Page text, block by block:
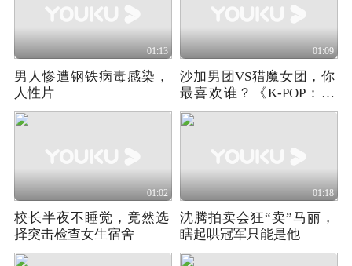
01:13
男人惨遭钢铁病毒感染，
人性片
01:09
沙加男团VS猎魔女团，你
最喜欢谁？《K-POP：猎
魔女团》
01:02
校长半夜不睡觉，竟然选
择突击检查女生宿舍
01:18
沈腾拍卖会狂“卖”马丽，
瞎起哄冠军只能是他